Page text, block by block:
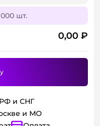
шт.
0,00 ₽
РФ и СНГ
и МО